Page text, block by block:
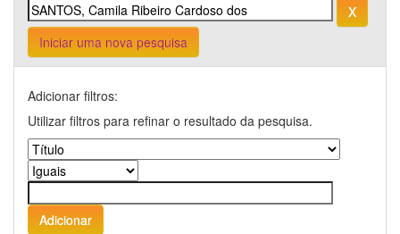
Iniciar uma nova pesquisa
Adicionar filtros:
Utilizar filtros para refinar o resultado da pesquisa.